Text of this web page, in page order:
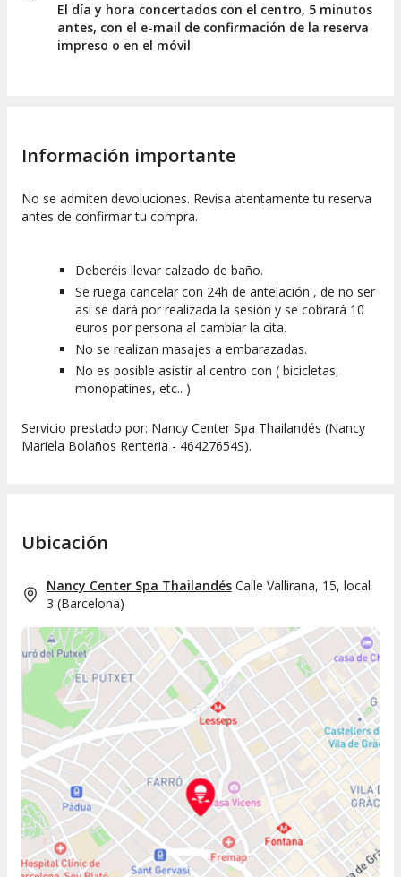
El día y hora concertados con el centro, 5 minutos
antes, con el e-mail de confirmación de la reserva
impreso o en el móvil
Información importante
No se admiten devoluciones. Revisa atentamente tu reserva
antes de confirmar tu compra.
Deberéis llevar calzado de baño.
Se ruega cancelar con 24h de antelación , de no ser
así se dará por realizada la sesión y se cobrará 10
euros por persona al cambiar la cita.
No se realizan masajes a embarazadas.
No es posible asistir al centro con ( bicicletas,
monopatines, etc.. )
Servicio prestado por: Nancy Center Spa Thailandés (Nancy
Mariela Bolaños Renteria - 46427654S).
Ubicación
Nancy Center Spa Thailandés Calle Vallirana, 15, local
3 (Barcelona)